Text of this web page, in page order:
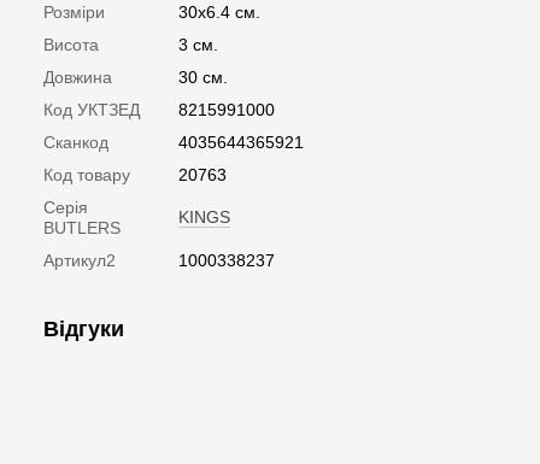
Розміри
30x6.4 см.
Висота
3 см.
Довжина
30 см.
Код УКТЗЕД
8215991000
Сканкод
4035644365921
Код товару
20763
Серія
BUTLERS
KINGS
Артикул2 1000338237
Відгуки